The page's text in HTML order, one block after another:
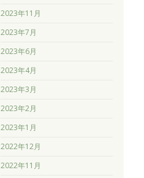
2023年11月
2023年7月
2023年6月
2023年4月
2023年3月
2023年2月
2023年1月
2022年12月
2022年11月